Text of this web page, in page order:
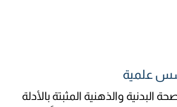
علمية
البدنية والذهنية المثبتة بالأدلة